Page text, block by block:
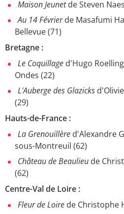
Maison Jeunetde Steven
Au 14 Févrierde Masafumi
Bellevue (71)
Bretagne :
Le Coquillage d'Hugo
Ondes (22)
L'Auberge des Glazicks
(29)
Hauts-de-France :
La Grenouillère d'Alexandre
sous-Montreuil (62)
Château de Beaulieu de
(62)
Centre-Val de Loire :
Fleur de Loire de Christophe